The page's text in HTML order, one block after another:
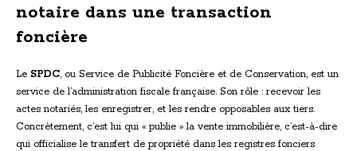
notaire dans une transaction
foncière
Le SPDC, ou Service de Publicité Foncière et de Conservation, est un
service de l’administration fiscale française. Son rôle : recevoir les
actes notariés, les enregistrer, et les rendre opposables aux tiers.
Concrètement, c’est lui qui « publie » la vente immobilière, c’est-à-dire
qui officialise le transfert de propriété dans les registres fonciers